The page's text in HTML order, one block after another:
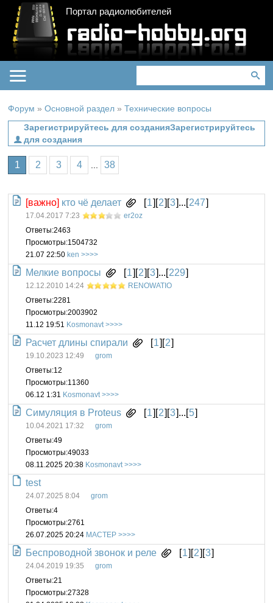
Портал радиолюбителей
Форум » Основной раздел » Технические вопросы
Зарегистрируйтесь
для создания
1 2 3 4 38
[важно] кто чё делает [1][2][3]...[247]
17.04.2017 7:23
er2oz
Ответы:2463
Просмотры:1504732
21.07 22:50 ken
Мелкие вопросы [1][2][3]...[229]
12.12.2010 14:24
RENOWATIO
Ответы:2281
Просмотры:2003902
11.12 19:51 Kosmonavt
Расчет длины спирали [1][2]
19.10.2023 12:49
grom
Ответы:12
Просмотры:11360
06.12 1:31 Kosmonavt
Симуляция в Proteus [1][2][3]...[5]
10.04.2021 17:32
grom
Ответы:49
Просмотры:49033
08.11.2025 20:38 Kosmonavt
test
24.07.2025 8:04
grom
Ответы:4
Просмотры:2761
26.07.2025 20:24 MACTEP
Беспроводной звонок и реле [1][2][3]
24.04.2019 19:35
grom
Ответы:21
Просмотры:27328